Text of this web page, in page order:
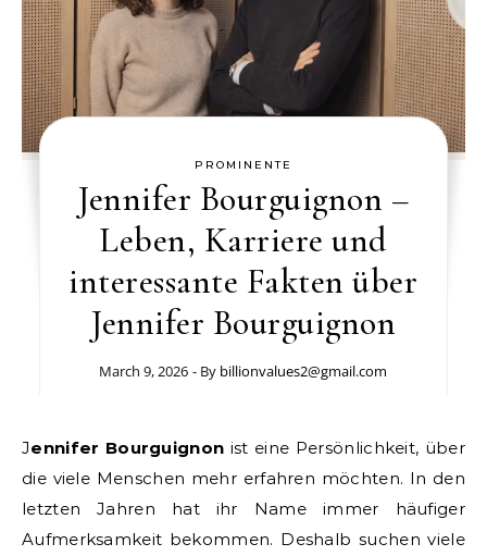
PROMINENTE
Jennifer Bourguignon –
Leben, Karriere und
interessante Fakten über
Jennifer Bourguignon
March 9, 2026 - By billionvalues2@gmail.com
Jennifer Bourguignon ist eine Persönlichkeit, über
die viele Menschen mehr erfahren möchten. In den
letzten Jahren hat ihr Name immer häufiger
Aufmerksamkeit bekommen. Deshalb suchen viele